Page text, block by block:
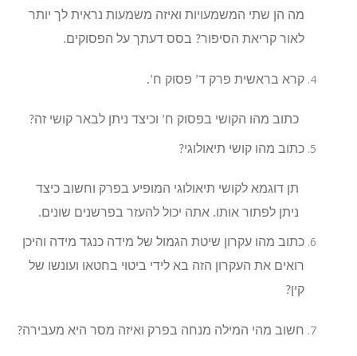
מה הן שתי המשמעויות ואיזה משמעות נראית לך יותר
לאור קריאת הסיפור? בסס דעתך על הפסוקים.
קרא בראשית פרק ד’ פסוק ח’.
כתוב מהו הקושי בפסוק ח’ וכיצד ניתן לבאר קושי זה?
כתוב מהו קושי תיאולוגי?
תן דוגמא לקושי תיאולוגי המופיע בפרק וחשוב כיצד
ניתן לפתור אותו. אתה יכול להעזר בפרשנים שונים.
כתוב מהו עקרון שיטת הגמול של מידה כנגד מידה והיכן
רואים את העקרון הזה בא לידי ביטוי בחטאו ועונשו של
קין?
חשוב מהי המילה מנחה בפרק ואיזה מסר היא מעבירה?